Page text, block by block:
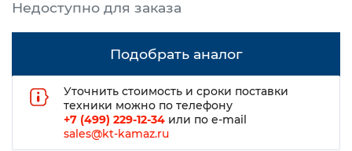
Подобрать аналог
Уточнить стоимость и сроки поставки
техники можно по телефону
+7 (499) 229-12-34 или по e-mail
sales@kt-kamaz.ru